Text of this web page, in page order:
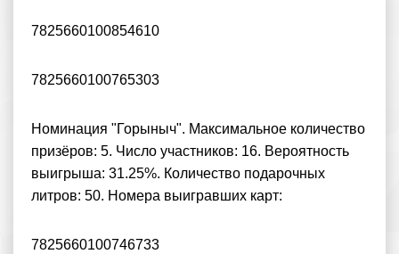
7825660100854610
7825660100765303
Номинация "Горыныч". Максимальное количество
призёров: 5. Число участников: 16. Вероятность
выигрыша: 31.25%. Количество подарочных
литров: 50. Номера выигравших карт:
7825660100746733